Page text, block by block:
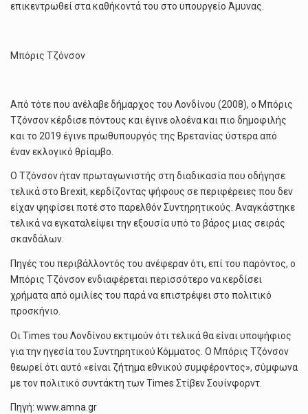
επικεντρωθεί στα καθήκοντά του στο υπουργείο Άμυνας.
Μπόρις Τζόνσον
Από τότε που ανέλαβε δήμαρχος του Λονδίνου (2008), ο Μπόρις
Τζόνσον κέρδισε πόντους και έγινε ολοένα και πιο δημοφιλής
και το 2019 έγινε πρωθυπουργός της Βρετανίας ύστερα από
έναν εκλογικό θρίαμβο.
Ο Τζόνσον ήταν πρωταγωνιστής στη διαδικασία που οδήγησε
τελικά στο Brexit, κερδίζοντας ψήφους σε περιφέρειες που δεν
είχαν ψηφίσει ποτέ στο παρελθόν Συντηρητικούς. Αναγκάστηκε
τελικά να εγκαταλείψει την εξουσία υπό το βάρος μιας σειράς
σκανδάλων.
Πηγές του περιβάλλοντός του ανέφεραν ότι, επί του παρόντος, ο
Μπόρις Τζόνσον ενδιαφέρεται περισσότερο να κερδίσει
χρήματα από ομιλίες του παρά να επιστρέψει στο πολιτικό
προσκήνιο.
Οι Times του Λονδίνου εκτιμούν ότι τελικά θα είναι υποψήφιος
για την ηγεσία του Συντηρητικού Κόμματος. Ο Μπόρις Τζόνσον
θεωρεί ότι αυτό «είναι ζήτημα εθνικού συμφέροντος», σύμφωνα
με τον πολιτικό συντάκτη των Times Στίβεν Σουίνφορντ.
Πηγή: www.amna.gr